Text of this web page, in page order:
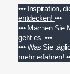
Inhalt
springen
••• Inspiration,
entdecken! •••
••• Machen Sie
geht es!•••
••• Was Sie
mehr erfahren!